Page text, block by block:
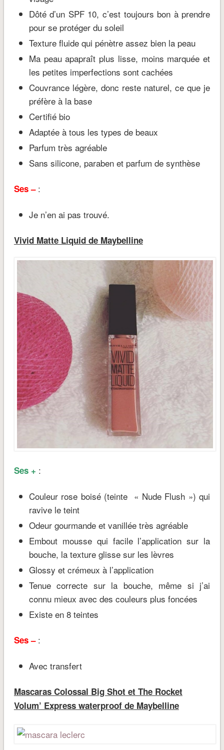
Dôté d’un SPF 10, c’est toujours bon à prendre
pour se protéger du soleil
Texture fluide qui pénètre assez bien la peau
Ma peau apapraît plus lisse, moins marquée et
les petites imperfections sont cachées
Couvrance légère, donc reste naturel, ce que je
préfère à la base
Certifié bio
Adaptée à tous les types de beaux
Parfum très agréable
Sans silicone, paraben et parfum de synthèse
Ses –:
Je n’en ai pas trouvé.
Vivid Matte Liquid de Maybelline
Ses + :
Couleur rose boisé (teinte « Nude Flush ») qui
ravive le teint
Odeur gourmande et vanillée très agréable
Embout mousse qui facile l’application sur la
bouche, la texture glisse sur les lèvres
Glossy et crémeux à l’application
Tenue correcte sur la bouche, même si j’ai
connu mieux avec des couleurs plus foncées
Existe en 8 teintes
Ses –:
Avec transfert
Mascaras Colossal Big Shot et The Rocket
Volum’ Express waterproof de Maybelline